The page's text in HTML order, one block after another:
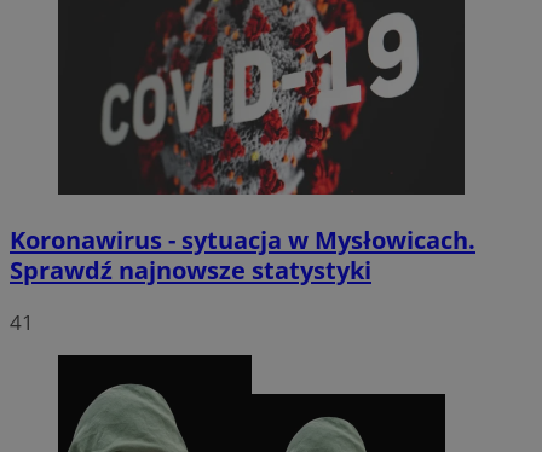
Koronawirus - sytuacja w Mysłowicach.
Sprawdź najnowsze statystyki
41